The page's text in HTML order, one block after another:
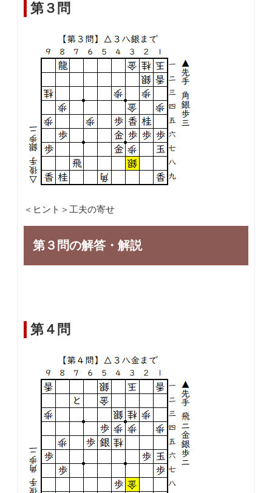
第３問
＜ヒント＞工夫の寄せ
第３問の解答・解説
第４問